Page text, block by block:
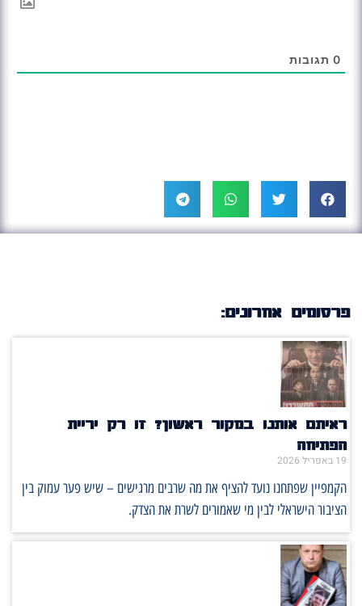
0 תגובות
פרסומים אחרונים:
ראיתם אותנו במקור ראשון? זו רק יריית
הפתיחה
19 באפריל 2026
הקמפיין שפתחנו נועד להציף את מה שרבים מרגישים – שיש פער עמוק בין
הציבור הישראלי לבין מי שאמורים לשרת את הצדק.